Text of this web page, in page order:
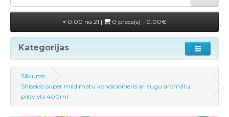
0.00 no 21 | 0 prece(s) - 0.00€
Kategorijas
Sākums
Shiseido super mild matu kondicionieris ar augu aromātu,
pildviela 400ml